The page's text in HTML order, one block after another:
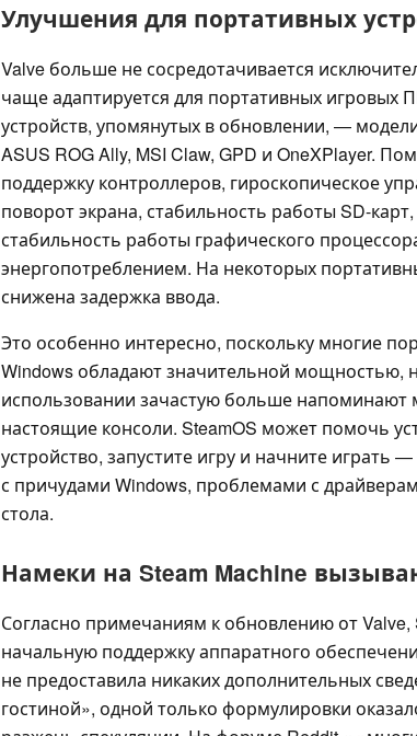
Улучшения для портативных
Valve больше не сосредотачивается
чаще адаптируется для портативных игровых
устройств, упомянутых в обновлении, —
ASUS ROG Ally, MSI Claw, GPD и OneXPlayer.
поддержку контроллеров, гироскопическое
поворот экрана, стабильность работы SD-
стабильность работы графического
энергопотреблением. На некоторых
снижена задержка ввода.
Это особенно интересно, поскольку многие
Windows обладают значительной мощностью,
использовании зачастую больше
настоящие консоли. SteamOS может помочь
устройство, запустите игру и начните играть
с причудами Windows, проблемами с
стола.
Намеки на Steam Machine
Согласно примечаниям к обновлению от Valve,
начальную поддержку аппаратного
не предоставила никаких дополнительных
гостиной», одной только формулировки